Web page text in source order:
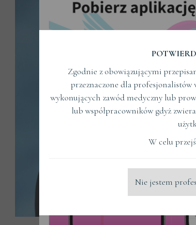
Zgodnie z obowiązującymi
przeznaczone dla profesjonalistów
wykonujących zawód medyczny lub
lub współpracowników gdyż
W celu
Nie jestem